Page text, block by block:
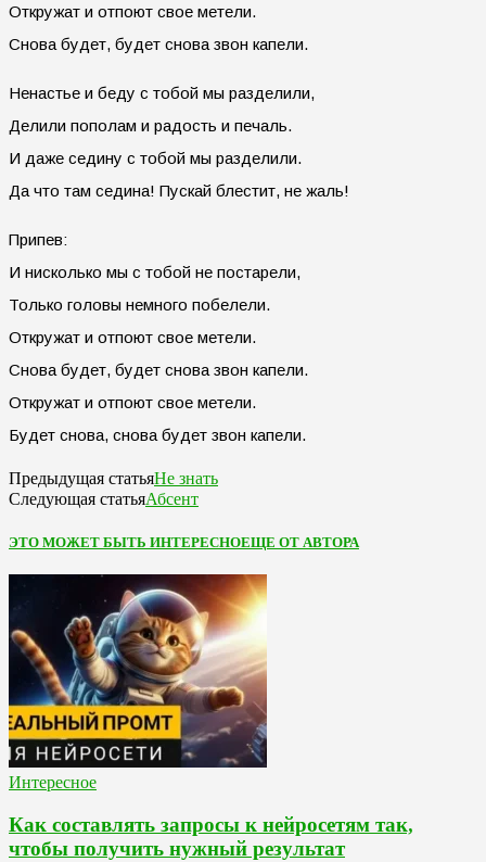
Откружат и отпоют свое метели.
Снова будет, будет снова звон капели.
Ненастье и беду с тобой мы разделили,
Делили пополам и радость и печаль.
И даже седину с тобой мы разделили.
Да что там седина! Пускай блестит, не жаль!
Припев:
И нисколько мы с тобой не постарели,
Только головы немного побелели.
Откружат и отпоют свое метели.
Снова будет, будет снова звон капели.
Откружат и отпоют свое метели.
Будет снова, снова будет звон капели.
Предыдущая статьяНе знать
Следующая статьяАбсент
ЭТО МОЖЕТ БЫТЬ ИНТЕРЕСНОЕЩЕ ОТ АВТОРА
Интересное
Как составлять запросы к нейросетям так,
чтобы получить нужный результат